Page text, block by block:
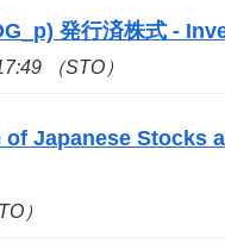
発行済株式 -
（STO）
of Japanese Stocks
）